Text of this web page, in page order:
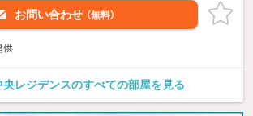
お問い合わせ （無料）
供
央レジデンスのすべての部屋を見る